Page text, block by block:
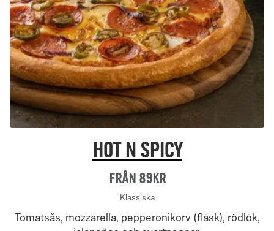
Hot N Spicy
Från 89Kr
Klassiska
Tomatsås, mozzarella, pepperonikorv (fläsk), rödlök,